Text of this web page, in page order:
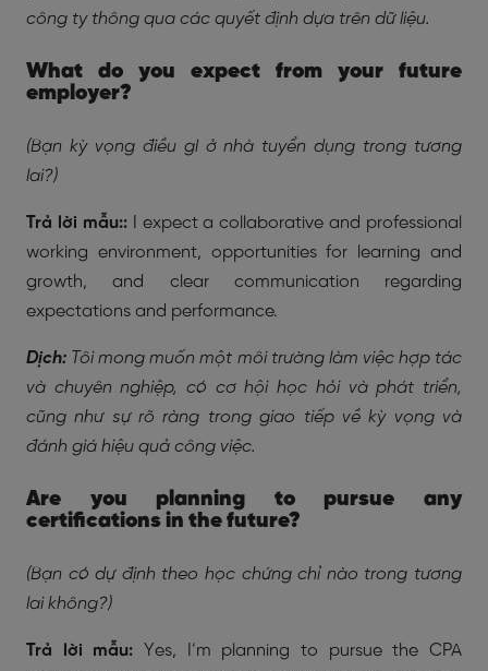
công ty thông qua các quyết định dựa trên dữ liệu.
What do you expect from your future
employer?
(Bạn kỳ vọng điều gì ở nhà tuyển dụng trong tương
lai?)
Trả lời mẫu::I expect a collaborative and professional
working environment, opportunities for learning and
growth, and clear communication regarding
expectations and performance.
Dịch: Tôi mong muốn một môi trường làm việc hợp tác
và chuyên nghiệp, có cơ hội học hỏi và phát triển,
cũng như sự rõ ràng trong giao tiếp về kỳ vọng và
đánh giá hiệu quả công việc.
Are you planning to pursue any
certifications in the future?
(Bạn có dự định theo học chứng chỉ nào trong tương
lai không?)
Trả lời mẫu: Yes, I’m planning to pursue the CPA